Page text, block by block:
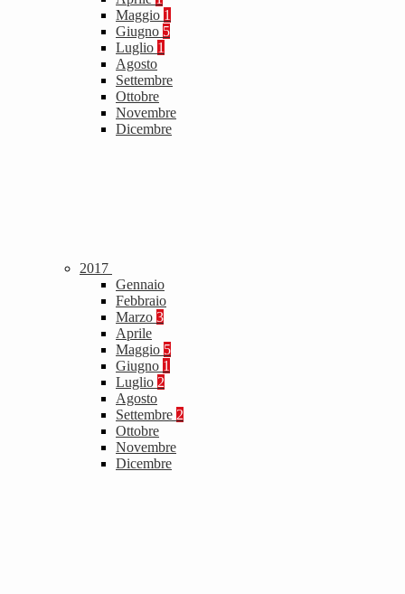
Maggio 1
Giugno 5
Luglio 1
Agosto
Settembre
Ottobre
Novembre
Dicembre
2017
Gennaio
Febbraio
Marzo 3
Aprile
Maggio 5
Giugno 1
Luglio 2
Agosto
Settembre 2
Ottobre
Novembre
Dicembre